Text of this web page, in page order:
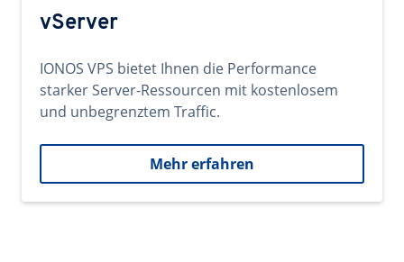
vServer
IONOS VPS bietet Ihnen die Performance
starker Server-Ressourcen mit kostenlosem
und unbegrenztem Traffic.
Mehr erfahren